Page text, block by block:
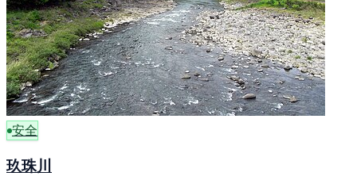
安全
玖珠川